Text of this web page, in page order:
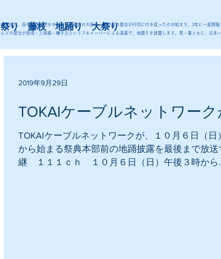
祭り 藤枝 地踊り 大祭り
江戸時代、田中城の鬼門を守る青山八幡宮の大祭に、藤枝宿の屋台が行列に付き従ったのが始まり。3年に一度開催
んどの屋台が長唄・三味線・囃子方というフルメンバーによる演奏で、地踊りを披露します。質・量ともに、日本
TOKAIケーブルネットワー
TOKAIケーブルネットワークが、１０月６日（
から始まる祭典本部前の地踊披露を最後まで放
継 １１１ｃｈ １０月６日（日）午後３時から
2019年9月29日